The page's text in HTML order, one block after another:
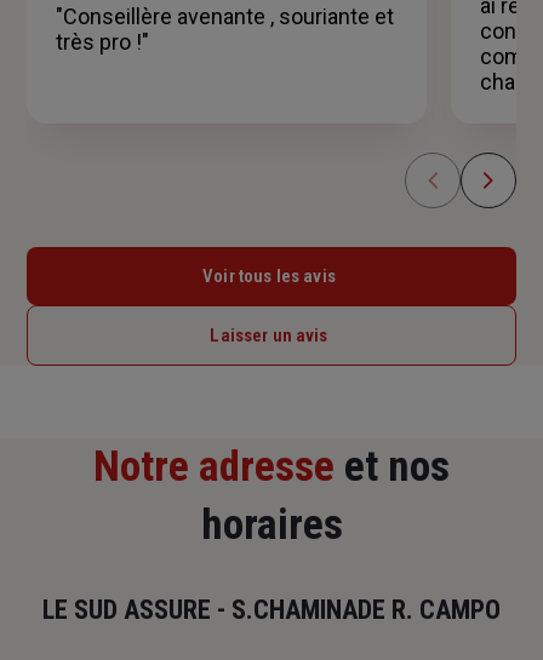
"Conseillère avenante , souriante et
très pro !"
ai
Voir tous les avis
Laisser un avis
Notre adresse et nos
horaires
LE SUD ASSURE - S.CHAMINADE R. CAMPO